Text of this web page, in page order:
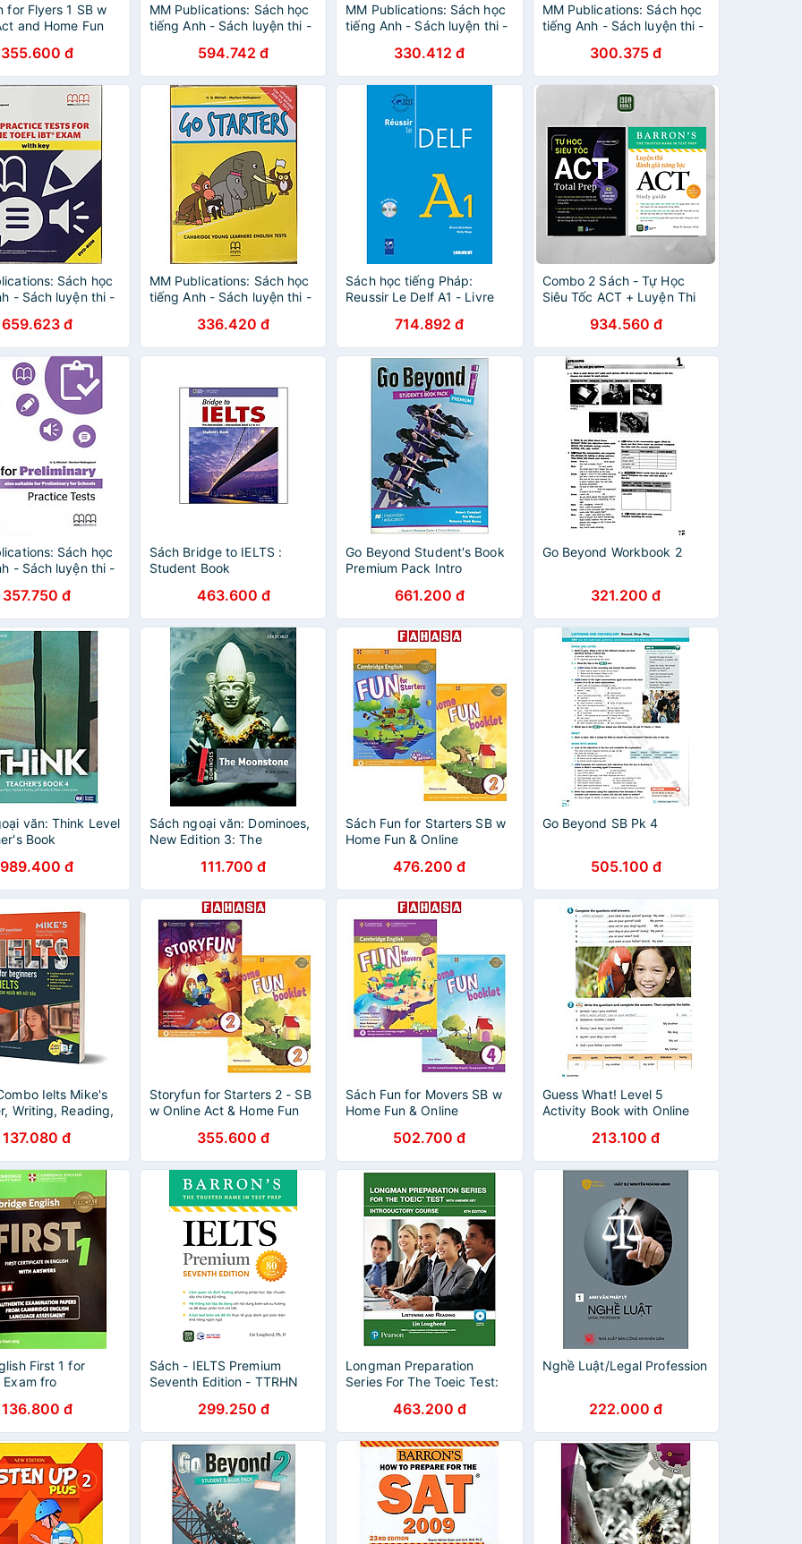
for Flyers 1 SB w
and Home Fun
355.600 đ
MM Publications: Sách học
tiếng Anh - Sách luyện thi -
key (Audio CDs & CD-ROM)
594.742 đ
MM Publications: Sách học
tiếng Anh - Sách luyện thi -
YLE Test (with CD)
330.412 đ
MM Publications: Sách học
tiếng Anh - Sách luyện thi -
Cambridge English: First
(FCE) Examination
300.375 đ
Sách học
- Sách luyện thi -
Exam with key
DVD)
659.623 đ
MM Publications: Sách học
tiếng Anh - Sách luyện thi -
YLE Test (with CD)
336.420 đ
Sách học tiếng Pháp:
Reussir Le Delf A1 - Livre
714.892 đ
Combo 2 Sách - Tự Học
Siêu Tốc ACT + Luyện Thi
934.560 đ
Sách học
- Sách luyện thi -
TESTS SB (WITH
357.750 đ
Sách Bridge to IELTS :
Student Book
463.600 đ
Go Beyond Student's Book
Premium Pack Intro
661.200 đ
Go Beyond Workbook 2
321.200 đ
văn: Think Level
Book
989.400 đ
Sách ngoại văn: Dominoes,
New Edition 3: The
111.700 đ
Sách Fun for Starters SB w
Home Fun & Online
476.200 đ
Go Beyond SB Pk 4
505.100 đ
Ielts Mike's
Writing, Reading,
137.080 đ
Storyfun for Starters 2 - SB
w Online Act & Home Fun
355.600 đ
Sách Fun for Movers SB w
Home Fun & Online
502.700 đ
Guess What! Level 5
Activity Book with Online
213.100 đ
First 1 for
Exam fro
136.800 đ
Sách - IELTS Premium
Seventh Edition - TTRHN
299.250 đ
Longman Preparation
Series For The Toeic Test:
Edition) Student Book With
Mp3 & Answer Key Level
Intro
463.200 đ
Nghề Luật/Legal Profession
222.000 đ